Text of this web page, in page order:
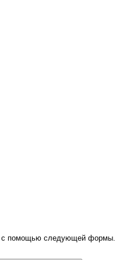
с помощью следующей формы.